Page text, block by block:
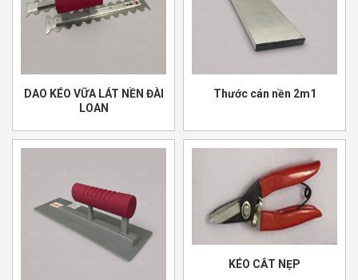
DAO KÉO VỮA LÁT NỀN ĐÀI
LOAN
Thước cán nền 2m1
KÉO CẮT NẸP